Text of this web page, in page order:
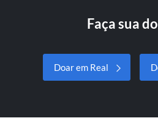
Faça sua
Doar em Real